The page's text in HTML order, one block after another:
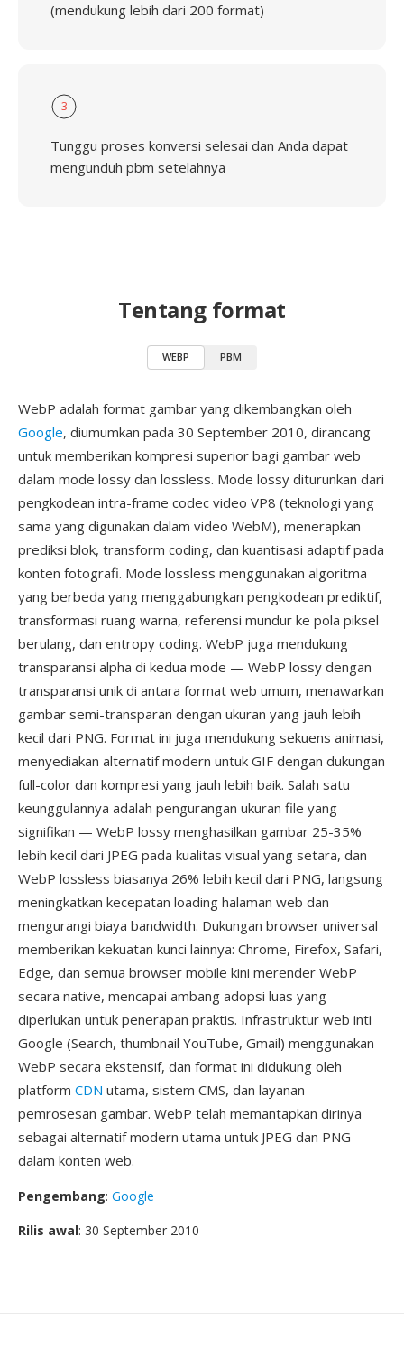
(mendukung lebih dari 200 format)
3
Tunggu proses konversi selesai dan Anda dapat
mengunduh pbm setelahnya
Tentang format
WEBP PBM
WebP adalah format gambar yang dikembangkan oleh
Google, diumumkan pada 30 September 2010, dirancang
untuk memberikan kompresi superior bagi gambar web
dalam mode lossy dan lossless. Mode lossy diturunkan dari
pengkodean intra-frame codec video VP8 (teknologi yang
sama yang digunakan dalam video WebM), menerapkan
prediksi blok, transform coding, dan kuantisasi adaptif pada
konten fotografi. Mode lossless menggunakan algoritma
yang berbeda yang menggabungkan pengkodean prediktif,
transformasi ruang warna, referensi mundur ke pola piksel
berulang, dan entropy coding. WebP juga mendukung
transparansi alpha di kedua mode — WebP lossy dengan
transparansi unik di antara format web umum, menawarkan
gambar semi-transparan dengan ukuran yang jauh lebih
kecil dari PNG. Format ini juga mendukung sekuens animasi,
menyediakan alternatif modern untuk GIF dengan dukungan
full-color dan kompresi yang jauh lebih baik. Salah satu
keunggulannya adalah pengurangan ukuran file yang
signifikan — WebP lossy menghasilkan gambar 25-35%
lebih kecil dari JPEG pada kualitas visual yang setara, dan
WebP lossless biasanya 26% lebih kecil dari PNG, langsung
meningkatkan kecepatan loading halaman web dan
mengurangi biaya bandwidth. Dukungan browser universal
memberikan kekuatan kunci lainnya: Chrome, Firefox, Safari,
Edge, dan semua browser mobile kini merender WebP
secara native, mencapai ambang adopsi luas yang
diperlukan untuk penerapan praktis. Infrastruktur web inti
Google (Search, thumbnail YouTube, Gmail) menggunakan
WebP secara ekstensif, dan format ini didukung oleh
platform CDN utama, sistem CMS, dan layanan
pemrosesan gambar. WebP telah memantapkan dirinya
sebagai alternatif modern utama untuk JPEG dan PNG
dalam konten web.
Pengembang: Google
Rilis awal: 30 September 2010